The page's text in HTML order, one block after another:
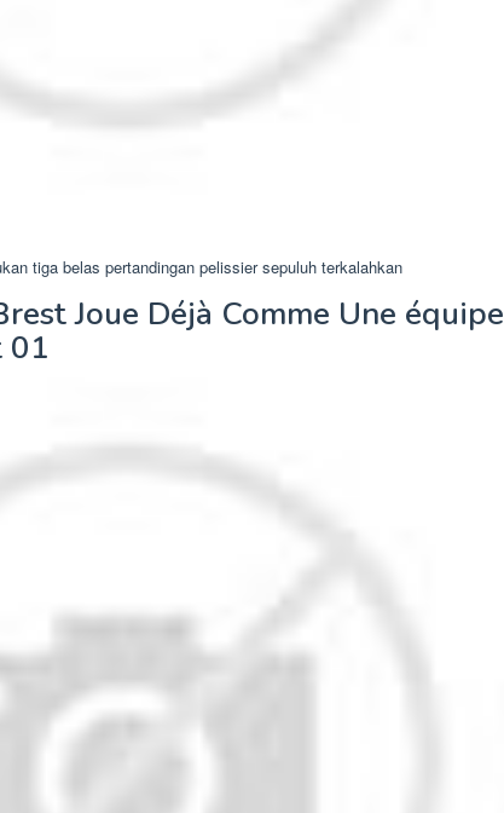
tiga belas pertandingan pelissier sepuluh terkalahkan
Joue Déjà Comme Une équipe
01